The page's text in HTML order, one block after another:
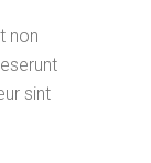
non
sint